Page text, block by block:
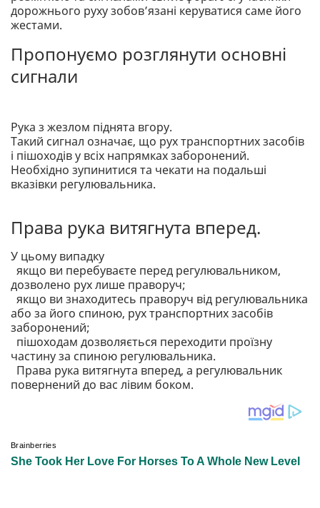
дорожнього руху зобов’язані керуватися саме його
жестами.
Пропонуємо розглянути основні
сигнали
Рука з жезлом піднята вгору.
Такий сигнал означає, що рух транспортних засобів
і пішоходів у всіх напрямках заборонений.
Необхідно зупинитися та чекати на подальші
вказівки регулювальника.
Права рука витягнута вперед.
У цьому випадку
якщо ви перебуваєте перед регулювальником,
дозволено рух лише праворуч;
якщо ви знаходитесь праворуч від регулювальника
або за його спиною, рух транспортних засобів
заборонений;
пішоходам дозволяється переходити проїзну
частину за спиною регулювальника.
Права рука витягнута вперед, а регулювальник
повернений до вас лівим боком.